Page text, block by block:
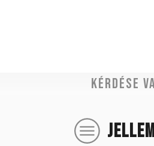
Kérdése